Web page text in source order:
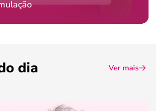
dia Ver mais